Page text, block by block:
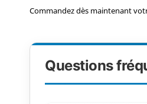
Commandez dès maintenant
Questions